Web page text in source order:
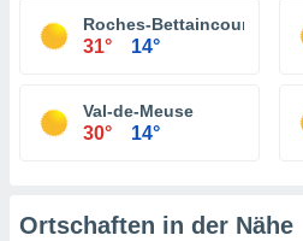
Roches-Bettaincourt
31° 14°
Val-de-Meuse
30° 14°
Ortschaften in der Nähe